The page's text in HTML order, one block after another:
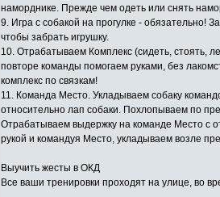
наморднике. Прежде чем одеть или снять
9. Игра с собакой на прогулке - обязательно!
чтобы забрать игрушку.
10. Отрабатываем Комплекс (сидеть, стоять,
повторе команды помогаем руками, без
комплекс по связкам!
11. Команда Место. Укладываем собаку
относительно лап собаки. Похлопываем по
Отрабатываем выдержку на команде Место с
рукой и командуя Место, укладываем возле
Выучить жесты в ОКД
Все ваши тренировки проходят на улице, во